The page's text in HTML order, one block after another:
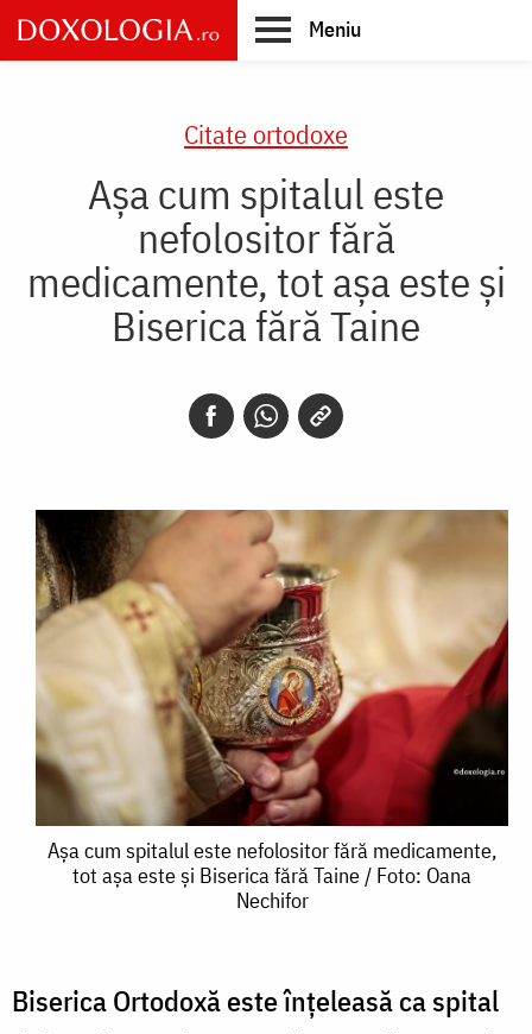
Skip
to
main
Meniu
Citate ortodoxe
Așa cum spitalul este
nefolositor fără
medicamente, tot așa este și
Biserica fără Taine
Așa
cum
nefolositor
Așa cum spitalul este nefolositor fără medicamente,
tot așa este și Biserica fără Taine / Foto: Oana
Nechifor
Biserica Ortodoxă este înțeleasă ca spital